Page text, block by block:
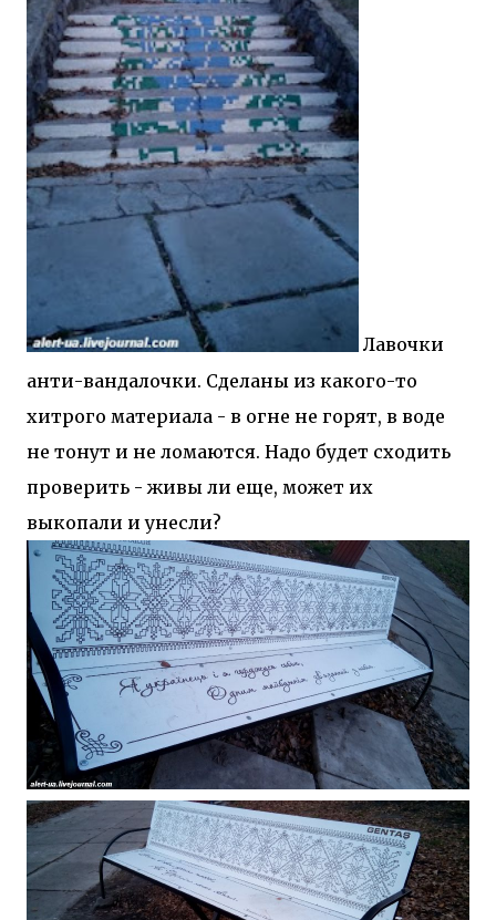
Лавочки
анти-вандалочки. Сделаны из какого-то
хитрого материала - в огне не горят, в воде
не тонут и не ломаются. Надо будет сходить
проверить - живы ли еще, может их
выкопали и унесли?